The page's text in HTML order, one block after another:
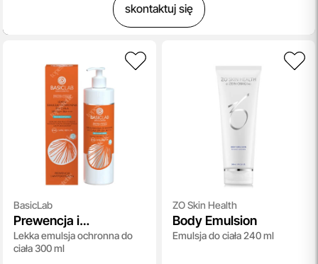
skontaktuj się
BasicLab
Prewencja i
Antyoksydacja SPF
50+ PA++++
Lekka emulsja ochronna do
ciała 300 ml
ZO Skin Health
Body Emulsion
Emulsja do ciała 240 ml